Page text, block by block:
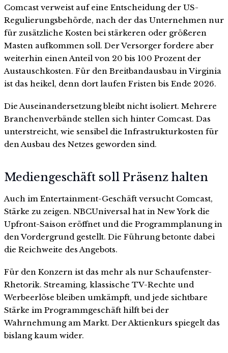
Comcast verweist auf eine Entscheidung der US-
Regulierungsbehörde, nach der das Unternehmen nur
für zusätzliche Kosten bei stärkeren oder größeren
Masten aufkommen soll. Der Versorger fordere aber
weiterhin einen Anteil von 20 bis 100 Prozent der
Austauschkosten. Für den Breitbandausbau in Virginia
ist das heikel, denn dort laufen Fristen bis Ende 2026.
Die Auseinandersetzung bleibt nicht isoliert. Mehrere
Branchenverbände stellen sich hinter Comcast. Das
unterstreicht, wie sensibel die Infrastrukturkosten für
den Ausbau des Netzes geworden sind.
Mediengeschäft soll Präsenz halten
Auch im Entertainment-Geschäft versucht Comcast,
Stärke zu zeigen. NBCUniversal hat in New York die
Upfront-Saison eröffnet und die Programmplanung in
den Vordergrund gestellt. Die Führung betonte dabei
die Reichweite des Angebots.
Für den Konzern ist das mehr als nur Schaufenster-
Rhetorik. Streaming, klassische TV-Rechte und
Werbeerlöse bleiben umkämpft, und jede sichtbare
Stärke im Programmgeschäft hilft bei der
Wahrnehmung am Markt. Der Aktienkurs spiegelt das
bislang kaum wider.